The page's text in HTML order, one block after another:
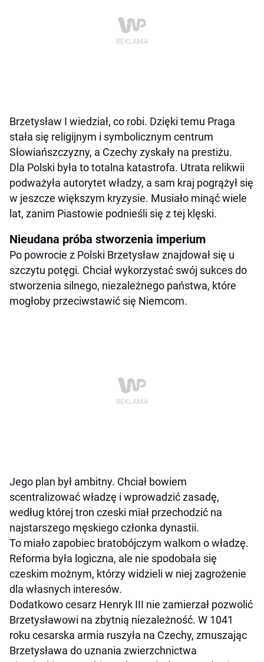
Brzetysław I wiedział, co robi. Dzięki temu Praga
stała się religijnym i symbolicznym centrum
Słowiańszczyzny, a Czechy zyskały na prestiżu.
Dla Polski była to totalna katastrofa. Utrata relikwii
podważyła autorytet władzy, a sam kraj pogrążył się
w jeszcze większym kryzysie. Musiało minąć wiele
lat, zanim Piastowie podnieśli się z tej klęski.
Nieudana próba stworzenia imperium
Po powrocie z Polski Brzetysław znajdował się u
szczytu potęgi. Chciał wykorzystać swój sukces do
stworzenia silnego, niezależnego państwa, które
mogłoby przeciwstawić się Niemcom.
Jego plan był ambitny. Chciał bowiem
scentralizować władzę i wprowadzić zasadę,
według której tron czeski miał przechodzić na
najstarszego męskiego członka dynastii.
To miało zapobiec bratobójczym walkom o władzę.
Reforma była logiczna, ale nie spodobała się
czeskim możnym, którzy widzieli w niej zagrożenie
dla własnych interesów.
Dodatkowo cesarz Henryk III nie zamierzał pozwolić
Brzetysławowi na zbytnią niezależność. W 1041
roku cesarska armia ruszyła na Czechy, zmuszając
Brzetysława do uznania zwierzchnictwa